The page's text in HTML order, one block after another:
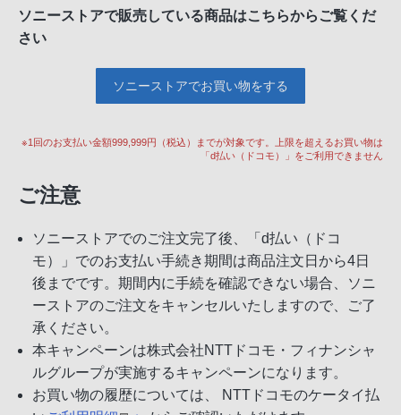
ソニーストアで販売している商品はこちらからご覧くだ
さい
ソニーストアでお買い物をする
※1回のお支払い金額999,999円（税込）までが対象です。上限を超えるお買い物は
「d払い（ドコモ）」をご利用できません
ご注意
ソニーストアでのご注文完了後、「d払い（ドコ
モ）」でのお支払い手続き期間は商品注文日から4日
後までです。期間内に手続を確認できない場合、ソニ
ーストアのご注文をキャンセルいたしますので、ご了
承ください。
本キャンペーンは株式会社NTTドコモ・フィナンシャ
ルグループが実施するキャンペーンになります。
お買い物の履歴については、 NTTドコモのケータイ払